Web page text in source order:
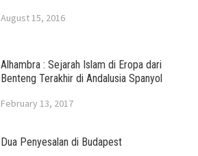
August 15, 2016
Alhambra : Sejarah Islam di Eropa dari
Benteng Terakhir di Andalusia Spanyol
February 13, 2017
Dua Penyesalan di Budapest